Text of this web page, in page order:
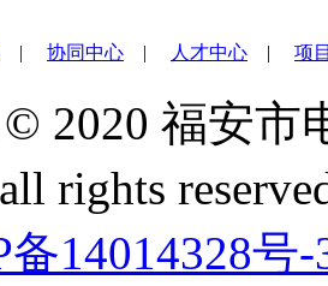
| 协同中心 | 人才中心 | 项
2020 福安
rights
备14014328号-